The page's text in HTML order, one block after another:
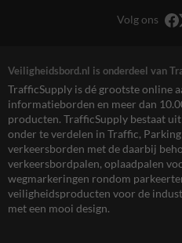
Volg ons
Veiligheidsbord.nl is onderdeel van
TrafficSupply is dé grootste online
informatieborden en meer dan
producten. TrafficSupply bestaat
onder te verdelen in Traffic,
verkeersborden met de daarbij
verkeersbordpalen, oplaadpalen
wegmarkeringen rondom
veiligheidsproducten voor de
met een mooi design.